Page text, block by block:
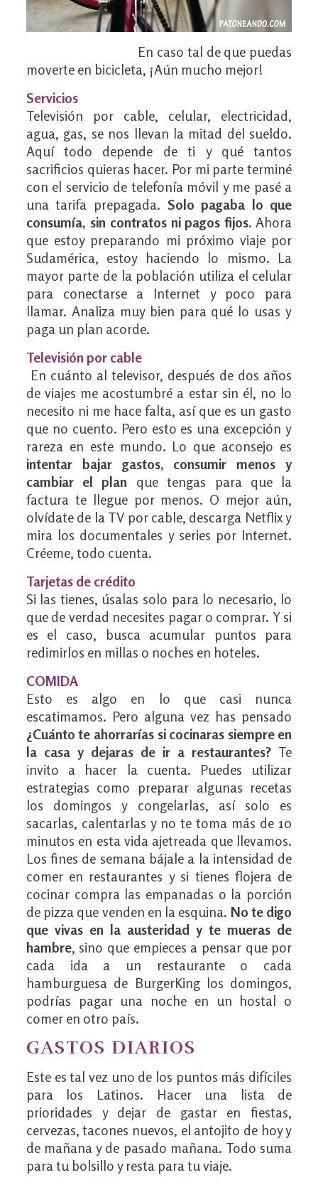
En caso tal de que puedas
moverte en bicicleta, ¡Aún mucho mejor!
Servicios
Televisión por cable, celular, electricidad,
agua, gas, se nos llevan la mitad del sueldo.
Aquí todo depende de ti y qué tantos
sacrificios quieras hacer. Por mi parte terminé
con el servicio de telefonía móvil y me pasé a
una tarifa prepagada. Solo pagaba lo que
consumía, sin contratos ni pagos fijos. Ahora
que estoy preparando mi próximo viaje por
Sudamérica, estoy haciendo lo mismo. La
mayor parte de la población utiliza el celular
para conectarse a Internet y poco para
llamar. Analiza muy bien para qué lo usas y
paga un plan acorde.
Televisión por cable
En cuánto al televisor, después de dos años
de viajes me acostumbré a estar sin él, no lo
necesito ni me hace falta, así que es un gasto
que no cuento. Pero esto es una excepción y
rareza en este mundo. Lo que aconsejo es
intentar bajar gastos, consumir menos y
cambiar el plan que tengas para que la
factura te llegue por menos. O mejor aún,
olvídate de la TV por cable, descarga Netflix y
mira los documentales y series por Internet.
Créeme, todo cuenta.
Tarjetas de crédito
Si las tienes, úsalas solo para lo necesario, lo
que de verdad necesites pagar o comprar. Y si
es el caso, busca acumular puntos para
redimirlos en millas o noches en hoteles.
COMIDA
Esto es algo en lo que casi nunca
escatimamos. Pero alguna vez has pensado
¿Cuánto te ahorrarías si cocinaras siempre en
la casa y dejaras de ir a restaurantes? Te
invito a hacer la cuenta. Puedes utilizar
estrategias como preparar algunas recetas
los domingos y congelarlas, así solo es
sacarlas, calentarlas y no te toma más de 10
minutos en esta vida ajetreada que llevamos.
Los fines de semana bájale a la intensidad de
comer en restaurantes y si tienes flojera de
cocinar compra las empanadas o la porción
de pizza que venden en la esquina. No te digo
que vivas en la austeridad y te mueras de
hambre, sino que empieces a pensar que por
cada ida a un restaurante o cada
hamburguesa de BurgerKing los domingos,
podrías pagar una noche en un hostal o
comer en otro país.
GASTOS DIARIOS
Este es tal vez uno de los puntos más difíciles
para los Latinos. Hacer una lista de
prioridades y dejar de gastar en fiestas,
cervezas, tacones nuevos, el antojito de hoy y
de mañana y de pasado mañana. Todo suma
para tu bolsillo y resta para tu viaje.